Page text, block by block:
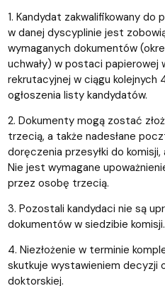
1. Kandydat zakwalifikowany do
w danej dyscyplinie jest
wymaganych dokumentów
uchwały) w postaci papierowej
rekrutacyjnej w ciągu kolejnych
ogłoszenia listy kandydatów.
2. Dokumenty mogą zostać
trzecią, a także nadesłane
doręczenia przesyłki do
Nie jest wymagane
przez osobę trzecią.
3. Pozostali kandydaci nie są
dokumentów w siedzibie komisji.
4. Niezłożenie w terminie
skutkuje wystawieniem decyzji
doktorskiej.